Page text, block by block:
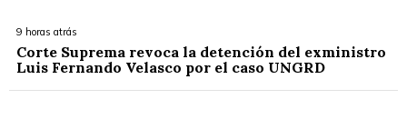
9 horas atrás
Corte Suprema revoca la detención del exministro
Luis Fernando Velasco por el caso UNGRD